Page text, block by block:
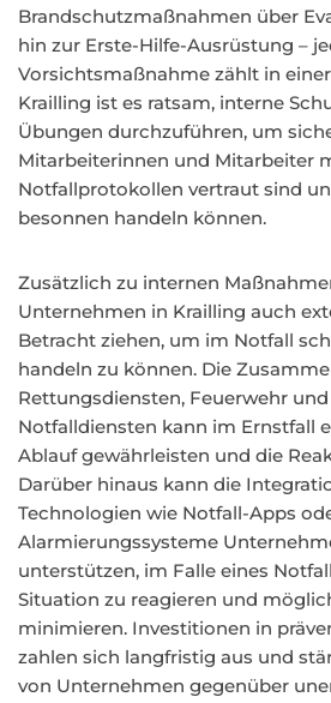
Brandschutzmaßnahmen über
hin zur Erste-Hilfe-Ausrüstung –
Vorsichtsmaßnahme zählt in
Krailling ist es ratsam, interne
Übungen durchzuführen, um
Mitarbeiterinnen und Mitarbeiter
Notfallprotokollen vertraut sind
besonnen handeln können.
Zusätzlich zu internen
Unternehmen in Krailling auch
Betracht ziehen, um im Notfall
handeln zu können. Die
Rettungsdiensten, Feuerwehr
Notfalldiensten kann im Ernstfall
Ablauf gewährleisten und die
Darüber hinaus kann die
Technologien wie Notfall-Apps
Alarmierungssysteme
unterstützen, im Falle eines
Situation zu reagieren und
minimieren. Investitionen in
zahlen sich langfristig aus und
von Unternehmen gegenüber